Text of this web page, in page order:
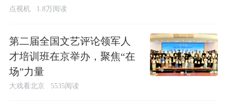
点视机 1.8万阅读
第二届全国文艺评论领军人
才培训班在京举办，聚焦“在
场”力量
大戏看北京 5535阅读